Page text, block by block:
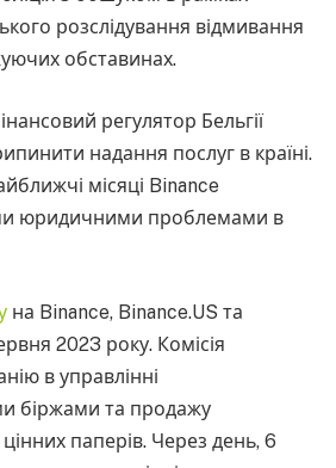
розслідування відмивання
обставинах.
регулятор Бельгії
надання послуг в країні.
місяці Binance
юридичними проблемами в
на Binance, Binance.US та
2023 року. Комісія
в управлінні
біржами та продажу
паперів. Через день, 6